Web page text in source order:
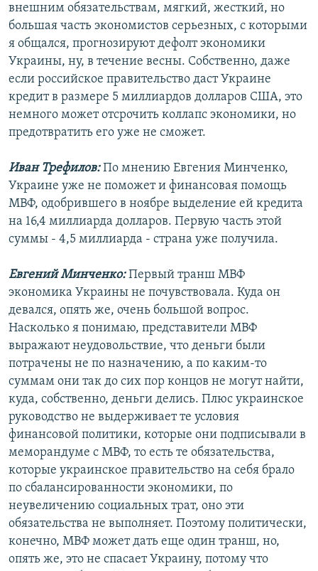
внешним обязательствам, мягкий, жесткий, но
большая часть экономистов серьезных, с которыми
я общался, прогнозируют дефолт экономики
Украины, ну, в течение весны. Собственно, даже
если российское правительство даст Украине
кредит в размере 5 миллиардов долларов США, это
немного может отсрочить коллапс экономики, но
предотвратить его уже не сможет.
Иван Трефилов:По мнению Евгения Минченко,
Украине уже не поможет и финансовая помощь
МВФ, одобрившего в ноябре выделение ей кредита
на 16,4 миллиарда долларов. Первую часть этой
суммы - 4,5 миллиарда - страна уже получила.
Евгений Минченко:Первый транш МВФ
экономика Украины не почувствовала. Куда он
девался, опять же, очень большой вопрос.
Насколько я понимаю, представители МВФ
выражают неудовольствие, что деньги были
потрачены не по назначению, а по каким-то
суммам они так до сих пор концов не могут найти,
куда, собственно, деньги делись. Плюс украинское
руководство не выдерживает те условия
финансовой политики, которые они подписывали в
меморандуме с МВФ, то есть те обязательства,
которые украинское правительство на себя брало
по сбалансированности экономики, по
неувеличению социальных трат, оно эти
обязательства не выполняет. Поэтому политически,
конечно, МВФ может дать еще один транш, но,
опять же, это не спасает Украину, потому что